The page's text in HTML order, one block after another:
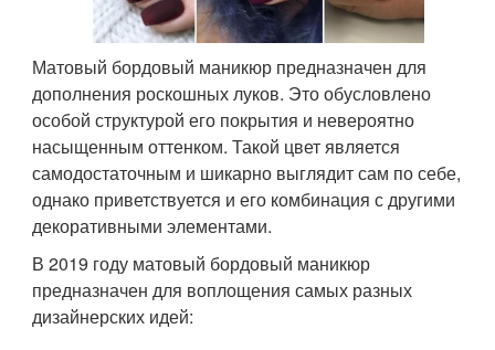
Матовый бордовый маникюр предназначен для
дополнения роскошных луков. Это обусловлено
особой структурой его покрытия и невероятно
насыщенным оттенком. Такой цвет является
самодостаточным и шикарно выглядит сам по себе,
однако приветствуется и его комбинация с другими
декоративными элементами.
В 2019 году матовый бордовый маникюр
предназначен для воплощения самых разных
дизайнерских идей: